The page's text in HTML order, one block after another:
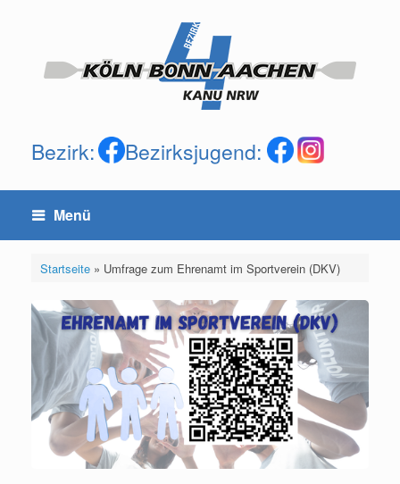
Bezirk: Bezirksjugend:
Menü
Startseite» Umfrage zum Ehrenamt im Sportverein (DKV)